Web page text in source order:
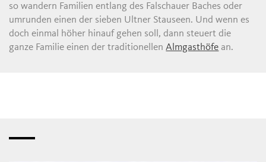
so wandern Familien entlang des Falschauer Baches oder
umrunden einen der sieben Ultner Stauseen. Und wenn es
doch einmal höher hinauf gehen soll, dann steuert die
ganze Familie einen der traditionellenAlmgasthöfe an.